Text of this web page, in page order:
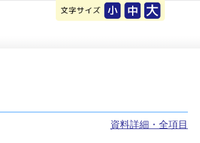
資料詳細・全項目